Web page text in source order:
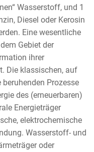
Wasserstoff, und 1
Diesel oder Kerosin
Eine wesentliche
Gebiet der
ihrer
Die klassischen, auf
Prozesse
des (erneuerbaren)
Energieträger
elektrochemische
Wasserstoff- und
oder